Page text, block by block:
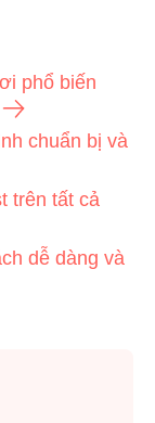
phổ biến
chuẩn bị và
trên tất cả
dễ dàng và